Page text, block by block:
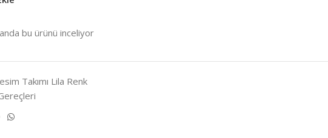
bu ürünü inceliyor
Takımı Lila Renk